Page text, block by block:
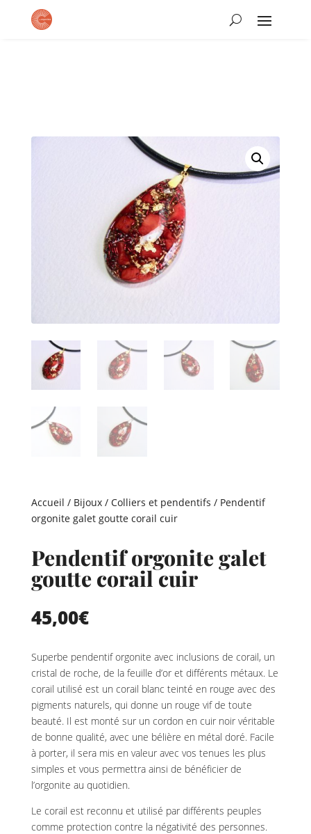
Accueil / Bijoux/ Colliers et pendentifs / Pendentif
orgonite galet goutte corail cuir
Pendentif orgonite galet
goutte corail cuir
45,00€
Superbe pendentif orgonite avec inclusions de corail, un
cristal de roche, de la feuille d’or et différents métaux. Le
corail utilisé est un corail blanc teinté en rouge avec des
pigments naturels, qui donne un rouge vif de toute
beauté. Il est monté sur un cordon en cuir noir véritable
de bonne qualité, avec une bélière en métal doré. Facile
à porter, il sera mis en valeur avec vos tenues les plus
simples et vous permettra ainsi de bénéficier de
l’orgonite au quotidien.
Le corail est reconnu et utilisé par différents peuples
comme protection contre la négativité des personnes.